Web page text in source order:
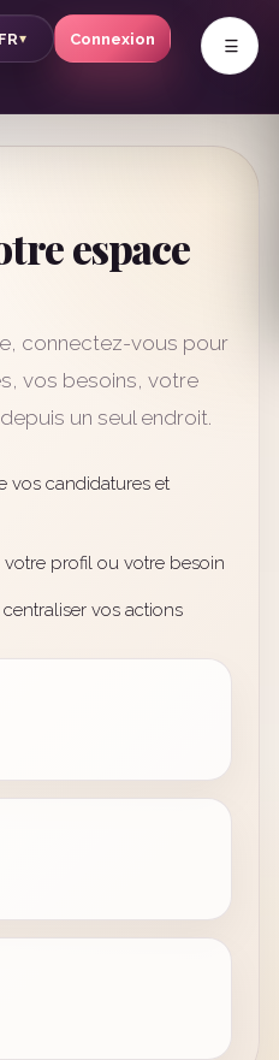
FR▾ Connexion v
espace
connectez-vous pour
vos besoins, votre
un seul endroit.
vos candidatures et
votre profil ou votre besoin
vos actions